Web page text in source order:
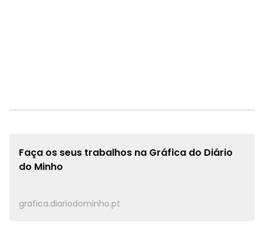
Faça os seus trabalhos na Gráfica do Diário
do Minho
grafica.diariodominho.pt